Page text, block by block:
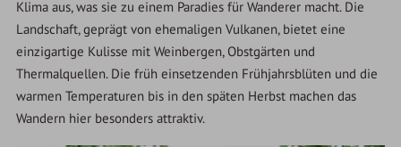
Klima aus, was sie zu einem Paradies für Wanderer macht. Die
Landschaft, geprägt von ehemaligen Vulkanen, bietet eine
einzigartige Kulisse mit Weinbergen, Obstgärten und
Thermalquellen. Die früh einsetzenden Frühjahrsblüten und die
warmen Temperaturen bis in den späten Herbst machen das
Wandern hier besonders attraktiv.